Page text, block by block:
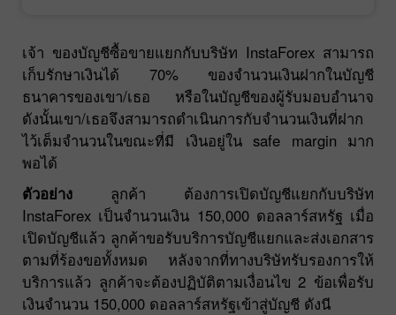
เจ้า ของบัญชีซื้อขายแยกกับบริษัท InstaForex สามารถ
เก็บรักษาเงินได้ 70% ของจำนวนเงินฝากในบัญชี
ธนาคารของเขา/เธอ หรือในบัญชีของผู้รับมอบอำนาจ
ดังนั้นเขา/เธอจึงสามารถดำเนินการกับจำนวนเงินที่ฝาก
ไว้เต็มจำนวนในขณะที่มี เงินอยู่ใน safe margin มาก
พอได้
ตัวอย่าง ลูกค้า ต้องการเปิดบัญชีแยกกับบริษัท
InstaForex เป็นจำนวนเงิน 150,000 ดอลลาร์สหรัฐ เมื่อ
เปิดบัญชีแล้ว ลูกค้าขอรับบริการบัญชีแยกและส่งเอกสาร
ตามที่ร้องขอทั้งหมด หลังจากที่ทางบริษัทรับรองการให้
บริการแล้ว ลูกค้าจะต้องปฏิบัติตามเงื่อนไข 2 ข้อเพื่อรับ
เงินจำนวน 150,000 ดอลลาร์สหรัฐเข้าสู่บัญชี ดังนี